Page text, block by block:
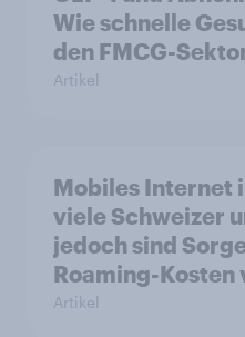
Wie schnelle
den FMCG-
Artikel
Mobiles Internet
viele Schweizer
jedoch sind
Roaming-
Artikel